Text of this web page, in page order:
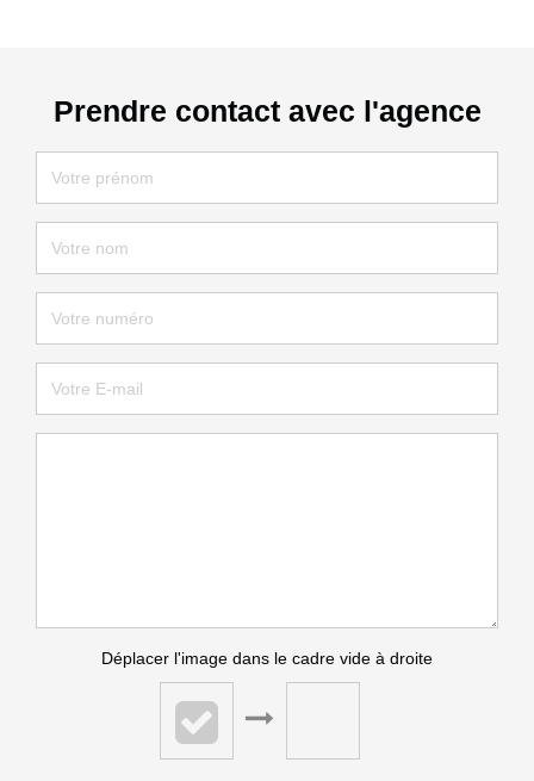
Prendre contact avec l'agence
Déplacer l'image dans le cadre vide à droite